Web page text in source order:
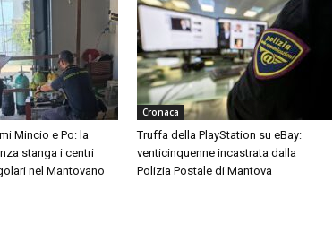
Mincio e Po: la
stanga i centri
nel Mantovano
Cronaca
Truffa della PlayStation su eBay:
venticinquenne incastrata dalla
Polizia Postale di Mantova